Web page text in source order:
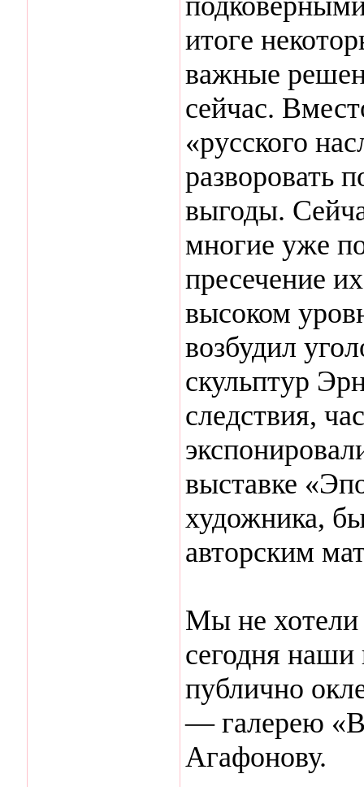
итоге
важные
сейчас.
«русского
разворовать
выгоды.
многие уже
пресечение
высоком
возбудил
скульптур
следствия,
выставке
художника,
авторским
Мы не хотели
сегодня
публично
— галерею
Агафонову.